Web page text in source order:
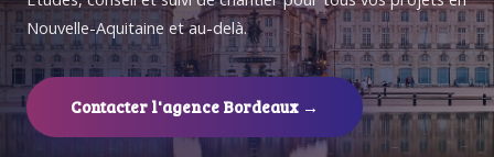
Nouvelle-Aquitaine et au-delà.
Contacter l'agence Bordeaux →